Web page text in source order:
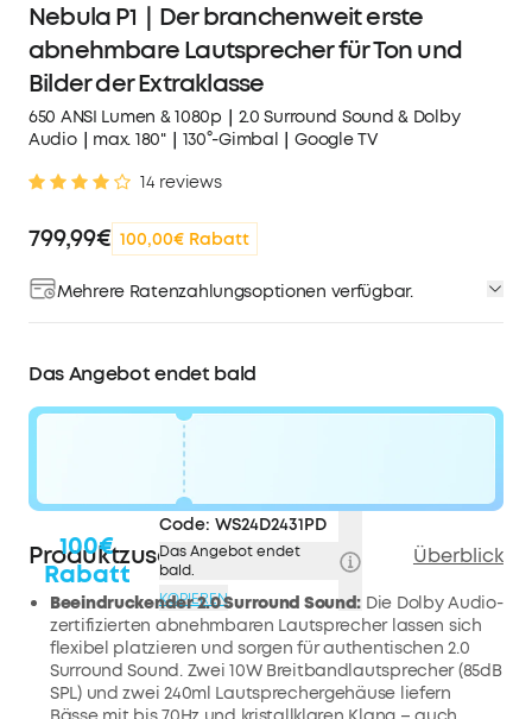
Nebula P1｜Der branchenweit erste
abnehmbare Lautsprecher für Ton und
Bilder der Extraklasse
650 ANSI Lumen & 1080p｜2.0 Surround Sound & Dolby
Audio｜max. 180"｜130°-Gimbal｜Google TV
14 reviews
799,99€ 100,00€ Rabatt
Mehrere Ratenzahlungsoptionen verfügbar.
Das Angebot endet bald
100€
Rabatt
Code: WS24D2431PD
Das Angebot endet
bald.
KOPIEREN
Produktzusammenfassung Überblick
Beeindruckender 2.0 Surround Sound: Die Dolby Audio-
zertifizierten abnehmbaren Lautsprecher lassen sich
flexibel platzieren und sorgen für authentischen 2.0
Surround Sound. Zwei 10W Breitbandlautsprecher (85dB
SPL) und zwei 240ml Lautsprechergehäuse liefern